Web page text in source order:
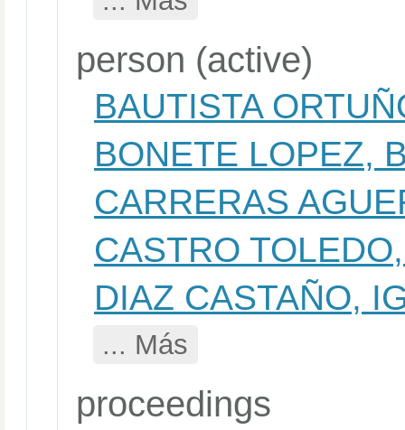
person (active)
BAUTISTA
BONETE LOPEZ,
CARRERAS
CASTRO
DIAZ CASTAÑO,
... Más
proceedings